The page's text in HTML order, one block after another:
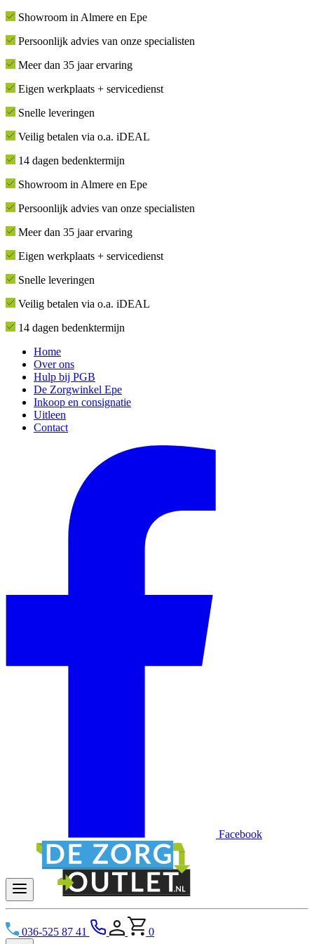
Showroom in Almere en Epe
Persoonlijk advies van onze specialisten
Meer dan 35 jaar ervaring
Eigen werkplaats + servicedienst
Snelle leveringen
Veilig betalen via o.a. iDEAL
14 dagen bedenktermijn
Showroom in Almere en Epe
Persoonlijk advies van onze specialisten
Meer dan 35 jaar ervaring
Eigen werkplaats + servicedienst
Snelle leveringen
Veilig betalen via o.a. iDEAL
14 dagen bedenktermijn
Home
Over ons
Hulp bij PGB
De Zorgwinkel Epe
Inkoop en consignatie
Uitleen
Contact
Facebook
036-525 87 41 0